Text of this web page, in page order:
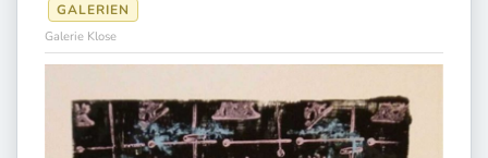
GALERIEN
Galerie Klose